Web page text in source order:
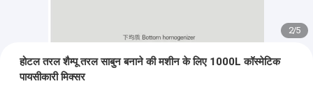
2/5
होटल तरल शैम्पू तरल साबुन बनाने की मशीन के लिए 1000L कॉस्मेटिक
पायसीकारी मिक्सर